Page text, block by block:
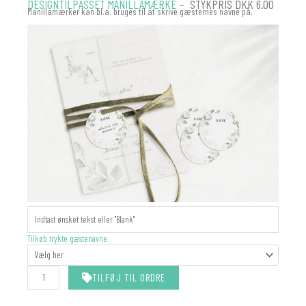
DESIGNTILPASSET MANILLAMÆRKE – STYKPRIS DKK 6.00
Manillamærker kan bl.a. bruges til at skrive gæsternes navne på.
Tilkøb trykte gæstenavne
MATCHER
DIN
INVITATION
antal
TILFØJ TIL ORDRE